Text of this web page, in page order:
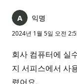
익명
2024년 1월 5일 오전
회사 컴퓨터에 실
지 서피스에서 사